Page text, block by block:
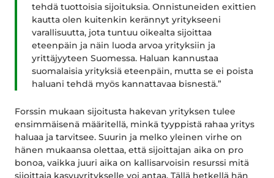
tehdä tuottoisia sijoituksia. Onnistuneiden exittien
kautta olen kuitenkin kerännyt yritykseeni
varallisuutta, jota tuntuu oikealta sijoittaa
eteenpäin ja näin luoda arvoa yrityksiin ja
yrittäjyyteen Suomessa. Haluan kannustaa
suomalaisia yrityksiä eteenpäin, mutta se ei poista
haluani tehdä myös kannattavaa bisnestä.”
Forssin mukaan sijoitusta hakevan yrityksen tulee
ensimmäisenä määritellä, minkä tyyppistä rahaa yritys
haluaa ja tarvitsee. Suurin ja melko yleinen virhe on
hänen mukaansa olettaa, että sijoittajan aika on pro
bonoa, vaikka juuri aika on kallisarvoisin resurssi mitä
sijoittaja kasvuyritykselle voi antaa. Tällä hetkellä hän